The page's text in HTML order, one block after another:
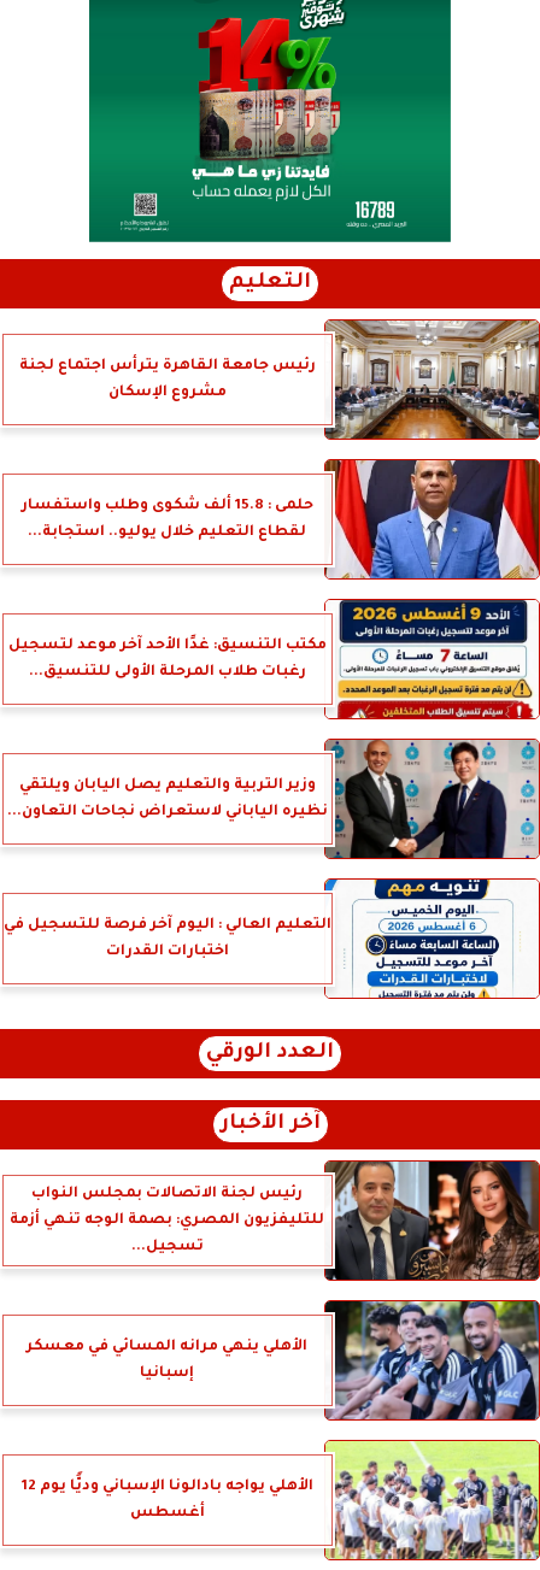
التعليم
رئيس جامعة القاهرة يترأس اجتماع لجنة
مشروع الإسكان
حلمى : 15.8 ألف شكوى وطلب واستفسار
لقطاع التعليم خلال يوليو.. استجابة...
مكتب التنسيق: غدًا الأحد آخر موعد لتسجيل
رغبات طلاب المرحلة الأولى للتنسيق...
وزير التربية والتعليم يصل اليابان ويلتقي
نظيره الياباني لاستعراض نجاحات التعاون...
التعليم العالي : اليوم آخر فرصة للتسجيل في
اختبارات القدرات
العدد الورقي
آخر الأخبار
رئيس لجنة الاتصالات بمجلس النواب
للتليفزيون المصري: بصمة الوجه تنهي أزمة
تسجيل...
الأهلي ينهي مرانه المسائي في معسكر
إسبانيا
الأهلي يواجه بادالونا الإسباني وديًّا يوم 12
أغسطس